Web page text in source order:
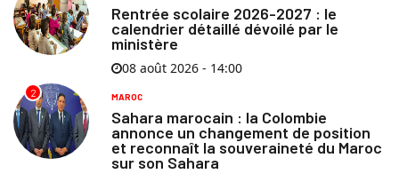
Rentrée scolaire 2026-2027 : le
calendrier détaillé dévoilé par le
ministère
08 août 2026 - 14:00
2 MAROC
Sahara marocain : la Colombie
annonce un changement de position
et reconnaît la souveraineté du Maroc
sur son Sahara